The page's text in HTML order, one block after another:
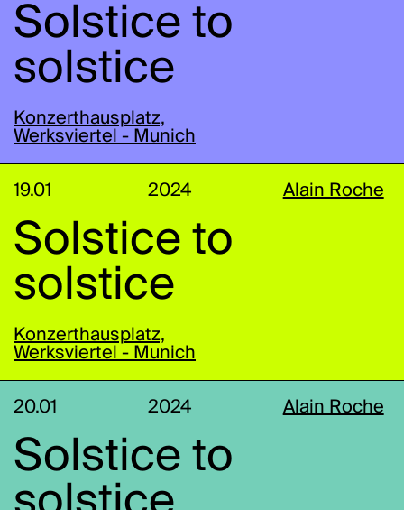
Solstice to
solstice
Konzerthausplatz,
Werksviertel - Munich
19.01 2024 Alain Roche
Solstice to
solstice
Konzerthausplatz,
Werksviertel - Munich
20.01 2024 Alain Roche
Solstice to